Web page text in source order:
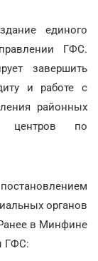
единого
ГФС.
завершить
и работе с
районных
центров по
органов
в Минфине
ГФС: